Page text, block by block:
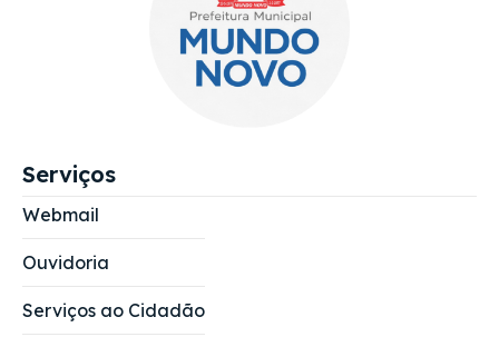
Serviços
Webmail
Ouvidoria
Serviços ao Cidadão